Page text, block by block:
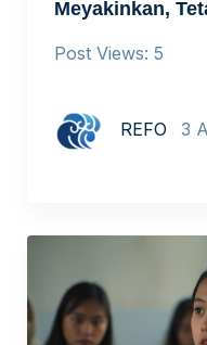
Meyakinkan,
Post Views: 5
REFO 3